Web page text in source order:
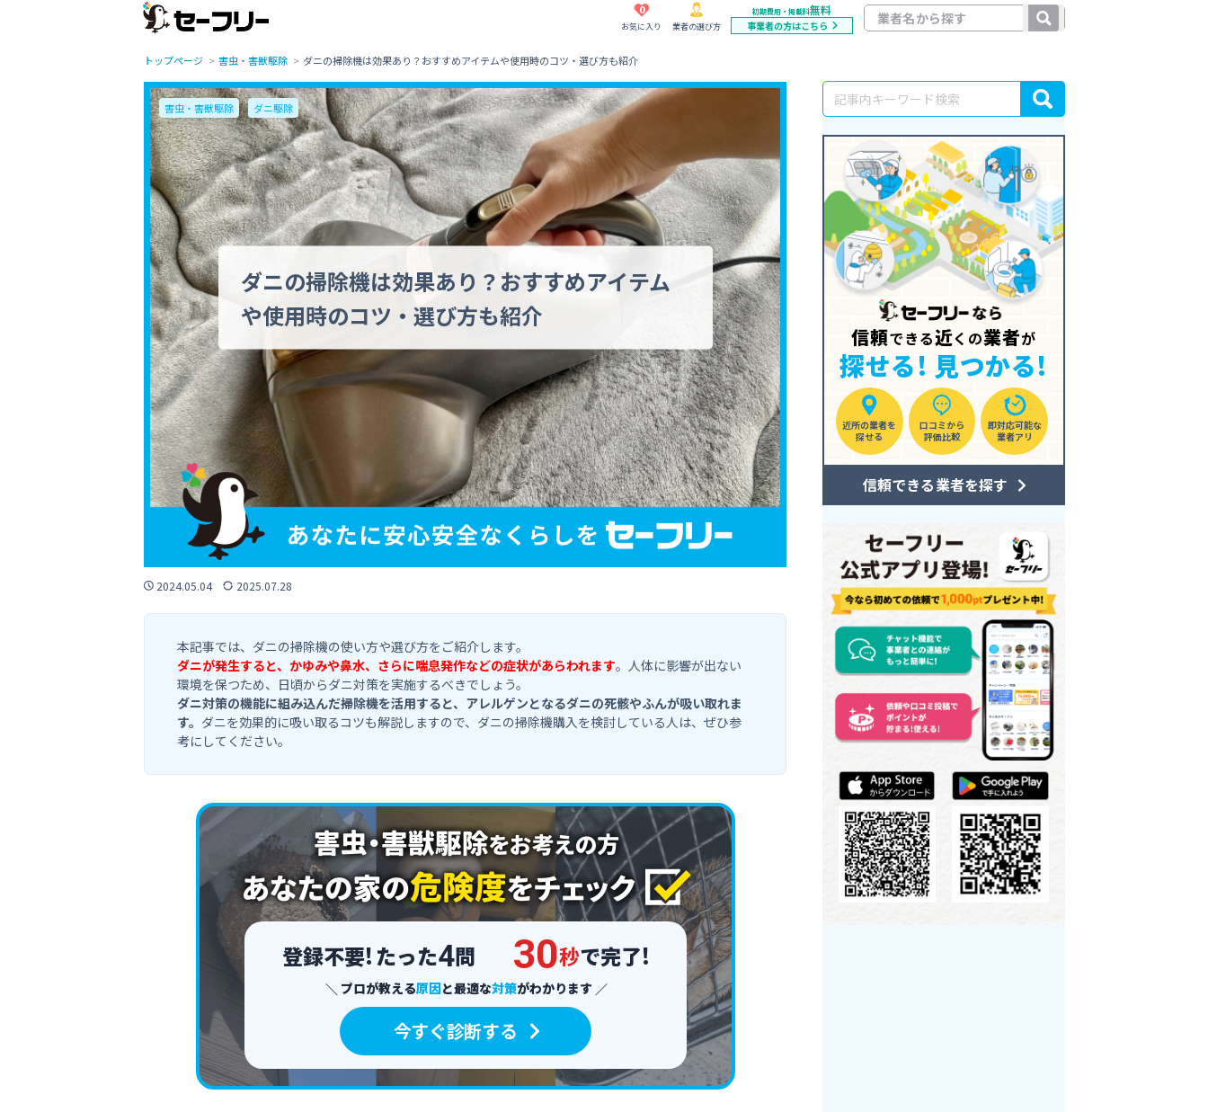
0
お気に入り 業者の選び方
初期費用・掲載料無料
事業者の方はこちら
トップページ 害虫・害獣駆除 ダニの掃除機は効果あり？おすすめアイテムや使用時のコツ・選び方も紹介
信頼できる近くの業者が
探せる! 見つかる!
近所の業者を
探せる
口コミから
評価比較
即対応可能な
業者アリ
信頼できる業者を探す
ダニの掃除機は効果あり？おすすめアイテム
や使用時のコツ・選び方も紹介
害虫・害獣駆除 ダニ駆除
2024.05.04 2025.07.28
本記事では、ダニの掃除機の使い方や選び方をご紹介します。
ダニが発生すると、かゆみや鼻水、さらに喘息発作などの症状があらわれます。人体に影響が出ない
環境を保つため、日頃からダニ対策を実施するべきでしょう。
ダニ対策の機能に組み込んだ掃除機を活用すると、アレルゲンとなるダニの死骸やふんが吸い取れま
す。 ダニを効果的に吸い取るコツも解説しますので、ダニの掃除機購入を検討している人は、ぜひ参
考にしてください。
登録不要!たった4問 30秒で完了!
プロが教える原因と最適な対策がわかります
今すぐ診断する